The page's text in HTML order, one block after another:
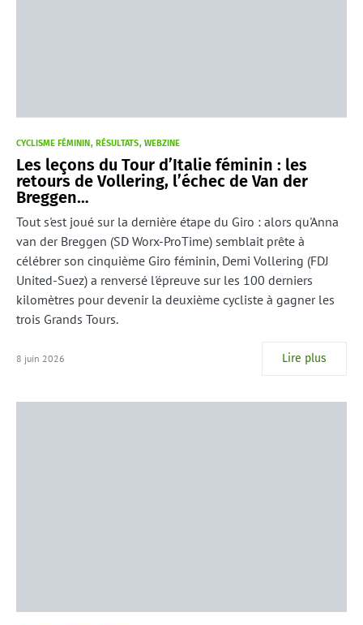
CYCLISME FÉMININ RÉSULTATS WEBZINE
Les leçons du Tour d’Italie féminin : les
retours de Vollering, l’échec de Van der
Breggen…
Tout s'est joué sur la dernière étape du Giro : alors qu'Anna
van der Breggen (SD Worx-ProTime) semblait prête à
célébrer son cinquième Giro féminin, Demi Vollering (FDJ
United-Suez) a renversé l'épreuve sur les 100 derniers
kilomètres pour devenir la deuxième cycliste à gagner les
trois Grands Tours.
8 juin 2026 Lire plus